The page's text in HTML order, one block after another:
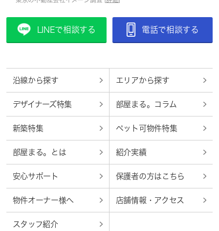
LINEで相談する 電話で相談する
沿線から探す エリアから探す
デザイナーズ特集 部屋まる。コラム
新築特集 ペット可物件特集
部屋まる。とは 紹介実績
安心サポート 保護者の方はこちら
物件オーナー様へ 店舗情報・アクセス
スタッフ紹介